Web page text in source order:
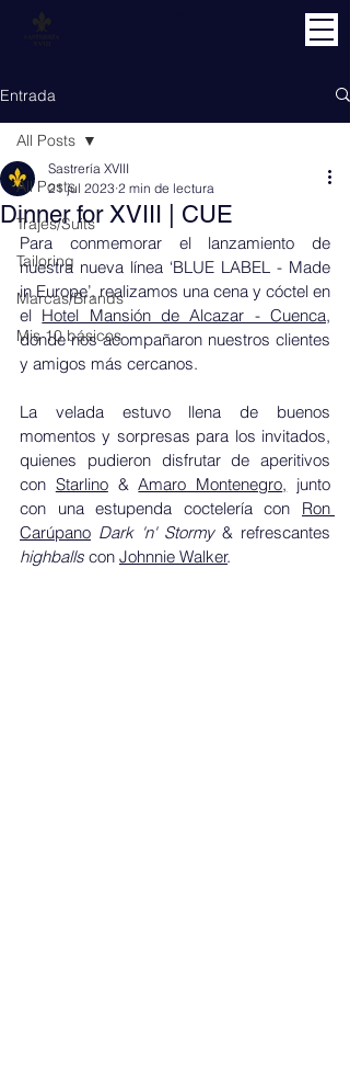
Entrada
All Posts
Trajes/Suits
Tailoring
Marcas/Brands
Mis 10 básicos
All Posts
Dinner for XVIII | CUE
Sastrería XVIII
21 jul 2023 2 min de lectura
Para conmemorar el lanzamiento de
nuestra nueva línea ‘BLUE LABEL - Made
in Europe’, realizamos una cena y cóctel en
el Hotel Mansión de Alcazar - Cuenca,
donde nos acompañaron nuestros clientes
y amigos más cercanos.
La velada estuvo llena de buenos
momentos y sorpresas para los invitados,
quienes pudieron disfrutar de aperitivos
con Starlino & Amaro Montenegro, junto
con una estupenda coctelería con Ron
Carúpano Dark 'n' Stormy
highballs con Johnnie Walker.